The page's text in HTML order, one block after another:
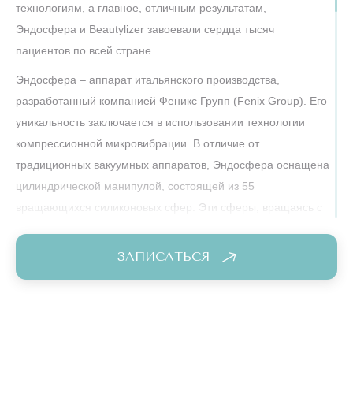
Другими словами, вакуумно роликовый массаж тела на
аппарате Эндосфера или Beautylizer – универсальный
инструмент для создания идеальной фигуры, особенно в
надежных и профессиональных руках специалистов сети
клиник “Подружки”!
технологиям, а главное, отличным результатам,
Эндосфера и Beautylizer завоевали сердца тысяч
пациентов по всей стране.
Эндосфера – аппарат итальянского производства,
разработанный компанией Феникс Групп (Fenix Group). Его
уникальность заключается в использовании технологии
компрессионной микровибрации. В отличие от
традиционных вакуумных аппаратов, Эндосфера оснащена
цилиндрической манипулой, состоящей из 55
вращающихся силиконовых сфер. Эти сферы, вращаясь с
компрессии и микровибрации, оказывая комплексное
воздействие на кожу, подкожно-жировую клетчатку и
ЗАПИСАТЬСЯ